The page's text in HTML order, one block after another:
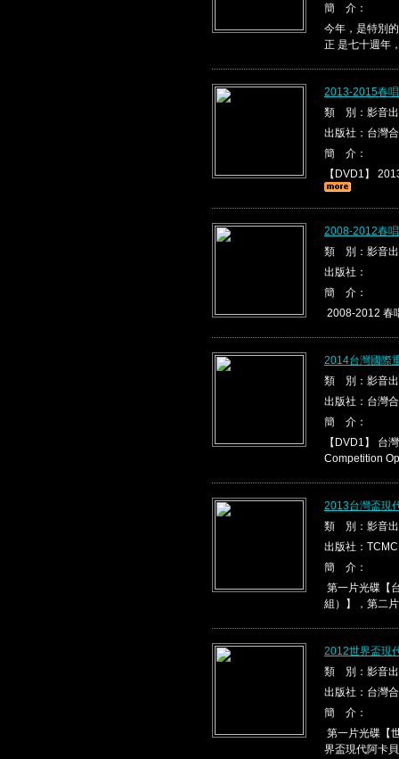
簡 介：
今年，是特別
正 是七十週年
2013-2015春
類 別：影音
出版社：台灣
簡 介：
【DVD1】
2008-2012春
類 別：影音
出版社：
簡 介：
2008-2012 春
2014台灣國際
類 別：影音
出版社：台灣
簡 介：
【DVD1】 台
Competition
2013台灣盃現
類 別：影音
出版社：TCMC
簡 介：
第一片光碟【
組）】，第二
2012世界盃現
類 別：影音
出版社：台灣
簡 介：
第一片光碟【
界盃現代阿卡